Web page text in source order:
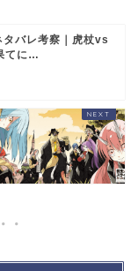
バレ考察｜虎杖vs
てに…